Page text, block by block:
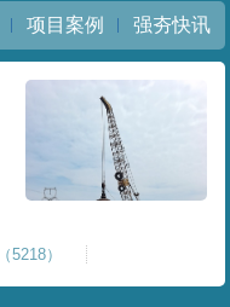
项目案例 强夯快讯
5218）